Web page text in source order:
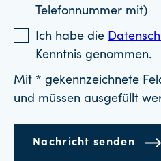
Telefonnummer mit)
Ich habe die
Kenntnis genommen.
Mit * gekennzeichnete
und müssen ausgefüllt
Nachricht senden